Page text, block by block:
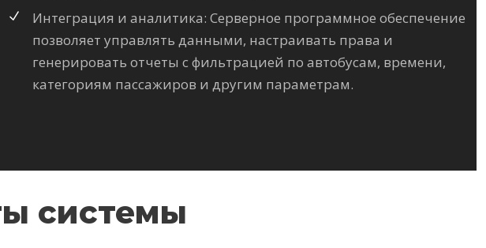
Интеграция и аналитика: Серверное программное обеспечение
позволяет управлять данными, настраивать права и
генерировать отчеты с фильтрацией по автобусам, времени,
категориям пассажиров и другим параметрам.
системы